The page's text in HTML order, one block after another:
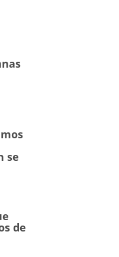
se
de